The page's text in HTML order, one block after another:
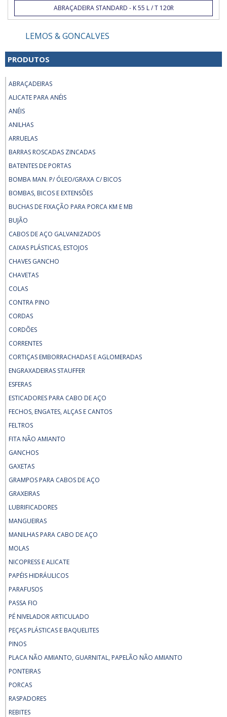
ABRAÇADEIRA STANDARD - K 55 L / T 120R
LEMOS & GONCALVES
PRODUTOS
ABRAÇADEIRAS
ALICATE PARA ANÉIS
ANÉIS
ANILHAS
ARRUELAS
BARRAS ROSCADAS ZINCADAS
BATENTES DE PORTAS
BOMBA MAN. P/ ÓLEO/GRAXA C/ BICOS
BOMBAS, BICOS E EXTENSÕES
BUCHAS DE FIXAÇÃO PARA PORCA KM E MB
BUJÃO
CABOS DE AÇO GALVANIZADOS
CAIXAS PLÁSTICAS, ESTOJOS
CHAVES GANCHO
CHAVETAS
COLAS
CONTRA PINO
CORDAS
CORDÕES
CORRENTES
CORTIÇAS EMBORRACHADAS E AGLOMERADAS
ENGRAXADEIRAS STAUFFER
ESFERAS
ESTICADORES PARA CABO DE AÇO
FECHOS, ENGATES, ALÇAS E CANTOS
FELTROS
FITA NÃO AMIANTO
GANCHOS
GAXETAS
GRAMPOS PARA CABOS DE AÇO
GRAXEIRAS
LUBRIFICADORES
MANGUEIRAS
MANILHAS PARA CABO DE AÇO
MOLAS
NICOPRESS E ALICATE
PAPÉIS HIDRÁULICOS
PARAFUSOS
PASSA FIO
PÉ NIVELADOR ARTICULADO
PEÇAS PLÁSTICAS E BAQUELITES
PINOS
PLACA NÃO AMIANTO, GUARNITAL, PAPELÃO NÃO AMIANTO
PONTEIRAS
PORCAS
RASPADORES
REBITES